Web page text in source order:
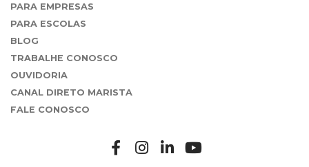
PARA EMPRESAS
PARA ESCOLAS
BLOG
TRABALHE CONOSCO
OUVIDORIA
CANAL DIRETO MARISTA
FALE CONOSCO